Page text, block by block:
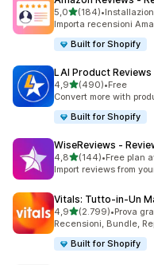
5,0stelle su 5
(184)
184 recensioni totali
•
Importa recensioni
Built for Shopify
LAI Product Reviews
4,9stelle su 5
(490)
490 recensioni totali
•Free
Convert more with
Built for Shopify
WiseReviews ‑
4,8stelle su 5
(144)
144 recensioni totali
•Free plan
Import reviews from
Vitals: Tutto‑in‑Un
4,9stelle su 5
(2.799)
2799 recensioni totali
•Prova
Recensioni, Bundle,
Built for Shopify